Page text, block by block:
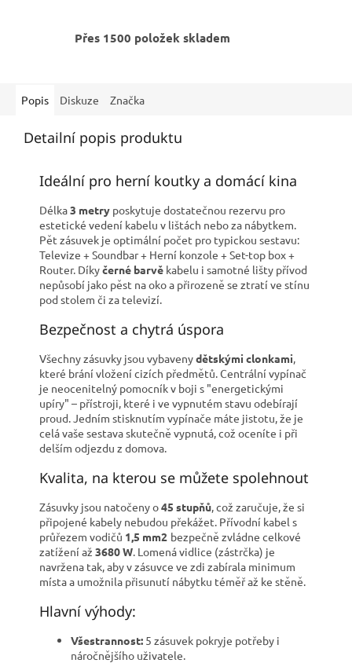
Přes 1500 položek skladem
Popis Diskuze Značka
Detailní popis produktu
Ideální pro herní koutky a domácí kina
Délka3 metry poskytuje dostatečnou rezervu pro
estetické vedení kabelu v lištách nebo za nábytkem.
Pět zásuvek je optimální počet pro typickou sestavu:
Televize + Soundbar + Herní konzole + Set-top box +
Router. Díkyčerné barvě kabelu i samotné lišty přívod
nepůsobí jako pěst na oko a přirozeně se ztratí ve stínu
pod stolem či za televizí.
Bezpečnost a chytrá úspora
Všechny zásuvky jsou vybavenydětskými clonkami,
které brání vložení cizích předmětů. Centrální vypínač
je neocenitelný pomocník v boji s "energetickými
upíry" – přístroji, které i ve vypnutém stavu odebírají
proud. Jedním stisknutím vypínače máte jistotu, že je
celá vaše sestava skutečně vypnutá, což oceníte i při
delším odjezdu z domova.
Kvalita, na kterou se můžete spolehnout
Zásuvky jsou natočeny o45 stupňů, což zaručuje, že si
připojené kabely nebudou překážet. Přívodní kabel s
průřezem vodičů 1,5 mm2 bezpečně zvládne celkové
zatížení až 3680 W. Lomená vidlice (zástrčka) je
navržena tak, aby v zásuvce ve zdi zabírala minimum
místa a umožnila přisunutí nábytku téměř až ke stěně.
Hlavní výhody:
Všestrannost: 5 zásuvek pokryje potřeby i
náročnějšího uživatele.